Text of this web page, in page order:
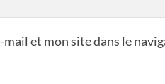
et mon site dans le